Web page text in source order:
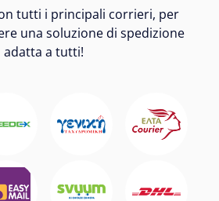
tutti i principali corrieri, per
una soluzione di spedizione
adatta a tutti!